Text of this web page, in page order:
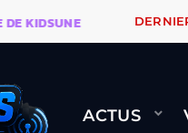
WARÉTRO
ACTUS